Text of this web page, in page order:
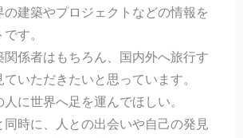
建築やプロジェクトなどの情報を
す。
関係者はもちろん、国内外へ旅行す
いただきたいと思っています。
に世界へ足を運んでほしい。
同時に、人との出会いや自己の発見